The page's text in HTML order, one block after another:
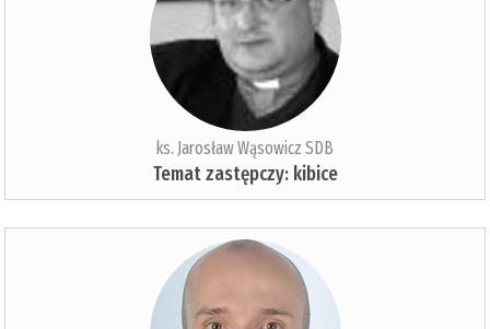
ks. Jarosław Wąsowicz SDB
Temat zastępczy: kibice